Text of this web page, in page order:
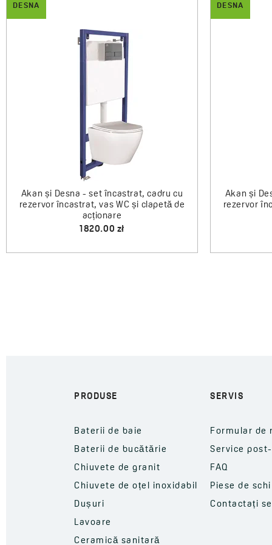
DESNA
Bresso - cabină de duș semirotundă cu
cădiță de duș 80x80 cm
1990.00 zł
DESNA
PRODUSE
Baterii de baie
Baterii de bucătărie
Chiuvete de granit
Chiuvete de oțel inoxidabil
Dușuri
Lavoare
Ceramică sanitară
SERVIS
Formular de
Service
FAQ
Piese de
Contactați